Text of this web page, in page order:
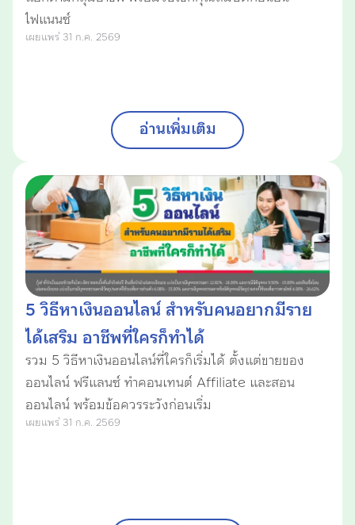
ไฟแนนซ์
เผยแพร่ 31 ก.ค. 2569
อ่านเพิ่มเติม
5 วิธีหาเงินออนไลน์ สำหรับคนอยากมีราย
ได้เสริม อาชีพที่ใครก็ทำได้
รวม 5 วิธีหาเงินออนไลน์ที่ใครก็เริ่มได้ ตั้งแต่ขายของ
ออนไลน์ ฟรีแลนซ์ ทำคอนเทนต์ Affiliate และสอน
ออนไลน์ พร้อมข้อควรระวังก่อนเริ่ม
เผยแพร่ 31 ก.ค. 2569